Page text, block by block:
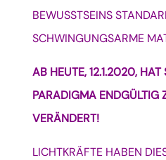
BEWUSSTSEINS
SCHWINGUNGSARME
AB HEUTE, 12.1.2020, HAT
PARADIGMA ENDGÜLTIG
VERÄNDERT!
LICHTKRÄFTE HABEN